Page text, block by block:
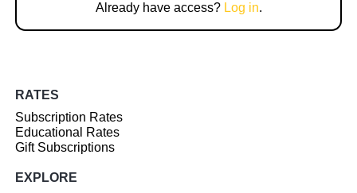
Already have access? Log in.
RATES
Subscription Rates
Educational Rates
Gift Subscriptions
EXPLORE